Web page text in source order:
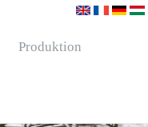
Produktion